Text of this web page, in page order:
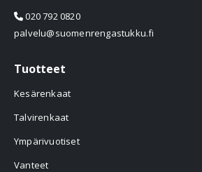
020 792 0820
palvelu@suomenrengastukku.fi
Tuotteet
Kesärenkaat
Talvirenkaat
Ympärivuotiset
Vanteet